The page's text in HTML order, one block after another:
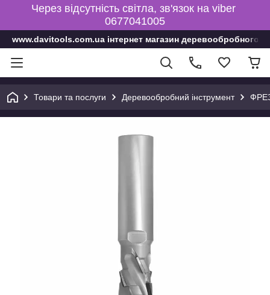
Через відсутність світла, зв'язок на viber
0677041005
www.davitools.com.ua інтернет магазин деревообробного
Товари та послуги Деревообробний інструмент